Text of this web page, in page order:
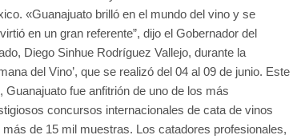
«Guanajuato brilló en el mundo del vino y se
en un gran referente”, dijo el Gobernador del
Diego Sinhue Rodríguez Vallejo, durante la
del Vino’, que se realizó del 04 al 09 de junio. Este
Guanajuato fue anfitrión de uno de los más
concursos internacionales de cata de vinos
más de 15 mil muestras. Los catadores profesionales,